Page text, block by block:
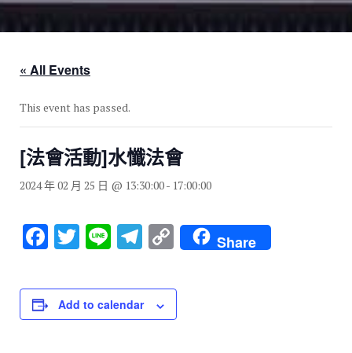
« All Events
This event has passed.
[法會活動]水懺法會
2024 年 02 月 25 日 @ 13:30:00- 17:00:00
F
c
e
T
tt
er
Li
e
T
e
gr
C
o
p
y
Share
Add to calendar